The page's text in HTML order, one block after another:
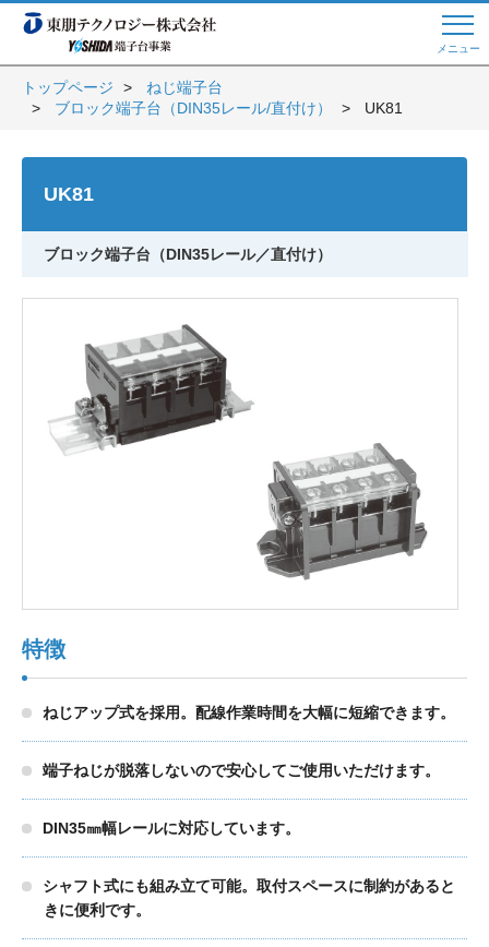
メニュー
Web商談 ご希望の方はこちら
トップページへ
よくある質問
品質への取り組み 環境方針について
トップページ
ねじ端子台
ブロック端子台（DIN35レール/直付け）
UK81
UK81
ブロック端子台（DIN35レール／直付け）
特徴
ねじアップ式を採用。配線作業時間を大幅に短縮できます。
端子ねじが脱落しないので安心してご使用いただけます。
DIN35㎜幅レールに対応しています。
シャフト式にも組み立て可能。取付スペースに制約があると
きに便利です。